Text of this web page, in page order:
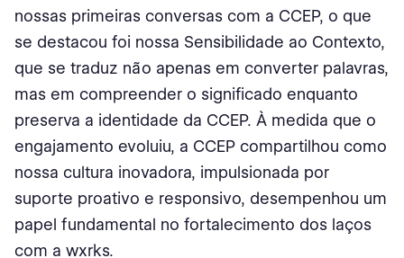
nossas primeiras conversas com a CCEP, o que
se destacou foi nossa Sensibilidade ao Contexto,
que se traduz não apenas em converter palavras,
mas em compreender o significado enquanto
preserva a identidade da CCEP. À medida que o
engajamento evoluiu, a CCEP compartilhou como
nossa cultura inovadora, impulsionada por
suporte proativo e responsivo, desempenhou um
papel fundamental no fortalecimento dos laços
com a wxrks.